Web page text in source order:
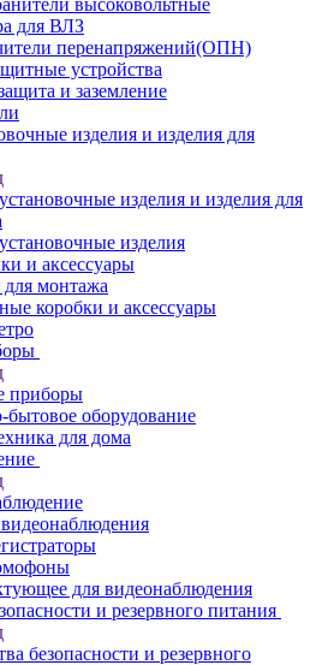
высоковольтные
для ВЛЗ
перенапряжений(ОПН)
устройства
и заземление
изделия и изделия для
изделия и изделия для
изделия
и аксессуары
монтажа
коробки и аксессуары
приборы
бытовое оборудование
для дома
для видеонаблюдения
и резервного питания
безопасности и резервного